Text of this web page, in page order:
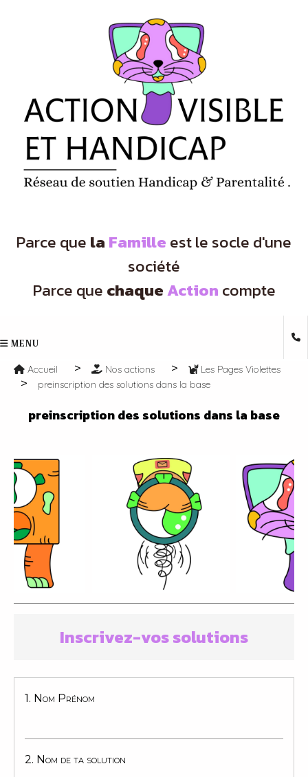
Parce que la Famille est le socle d'une
société
Parce que chaqueAction compte
MENU
Accueil Nos actions
Les Pages Violettes
preinscription des solutions dans la base
preinscription des solutions dans la base
Inscrivez-vos solutions
1. Nom Prénom
2. Nom de ta solution